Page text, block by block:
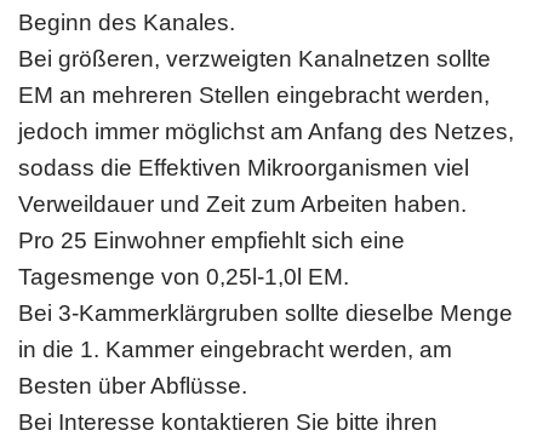
Beginn des Kanales.
Bei größeren, verzweigten Kanalnetzen sollte
EM an mehreren Stellen eingebracht werden,
jedoch immer möglichst am Anfang des Netzes,
sodass die Effektiven Mikroorganismen viel
Verweildauer und Zeit zum Arbeiten haben.
Pro 25 Einwohner empfiehlt sich eine
Tagesmenge von 0,25l-1,0l EM.
Bei 3-Kammerklärgruben sollte dieselbe Menge
in die 1. Kammer eingebracht werden, am
Besten über Abflüsse.
Bei Interesse kontaktieren Sie bitte ihren